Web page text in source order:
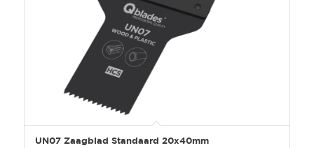
UN07 Zaagblad Standaard 20x40mm